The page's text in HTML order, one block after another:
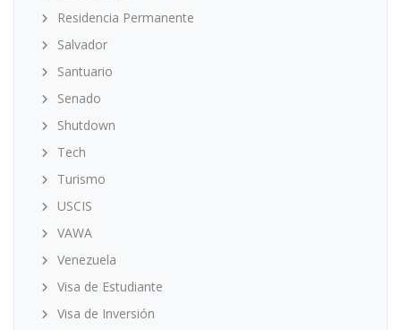
Residencia Permanente
Salvador
Santuario
Senado
Shutdown
Tech
Turismo
USCIS
VAWA
Venezuela
Visa de Estudiante
Visa de Inversión